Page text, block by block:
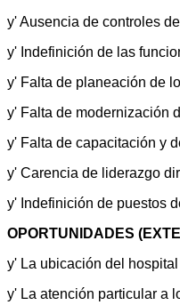
y' Ausencia de controles
y' Indefinición de las
y' Falta de planeación de
y' Falta de modernización
y' Falta de capacitación y
y' Carencia de liderazgo
y' Indefinición de puestos
OPORTUNIDADES
y' La ubicación del
y' La atención particular a